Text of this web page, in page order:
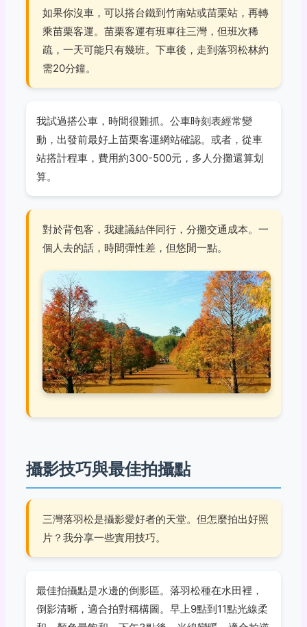
如果你沒車，可以搭台鐵到竹南站或苗栗站，再轉
乘苗栗客運。苗栗客運有班車往三灣，但班次稀
疏，一天可能只有幾班。下車後，走到落羽松林約
需20分鐘。
我試過搭公車，時間很難抓。公車時刻表經常變
動，出發前最好上苗栗客運網站確認。或者，從車
站搭計程車，費用約300-500元，多人分攤還算划
算。
對於背包客，我建議結伴同行，分攤交通成本。一
個人去的話，時間彈性差，但悠閒一點。
攝影技巧與最佳拍攝點
三灣落羽松是攝影愛好者的天堂。但怎麼拍出好照
片？我分享一些實用技巧。
最佳拍攝點是水邊的倒影區。落羽松種在水田裡，
倒影清晰，適合拍對稱構圖。早上9點到11點光線柔